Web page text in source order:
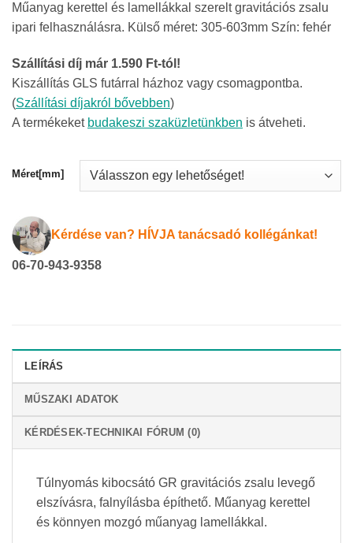
942Ft
-
16
836Ft
Műanyag kerettel és lamellákkal szerelt gravitációs zsalu
ipari felhasználásra. Külső méret: 305-603mm Szín: fehér
Szállítási díj már 1.590 Ft-tól!
Kiszállítás GLS futárral házhoz vagy csomagpontba.
(Szállítási díjakról bővebben)
A termékeket budakeszi szaküzletünkben is átveheti.
Méret[mm]
Kérdése van? HÍVJA tanácsadó kollégánkat!
06-70-943-9358
LEÍRÁS
MŰSZAKI ADATOK
KÉRDÉSEK-TECHNIKAI FÓRUM (0)
Túlnyomás kibocsátó GR gravitációs zsalu levegő
elszívásra, falnyílásba építhető. Műanyag kerettel
és könnyen mozgó műanyag lamellákkal.